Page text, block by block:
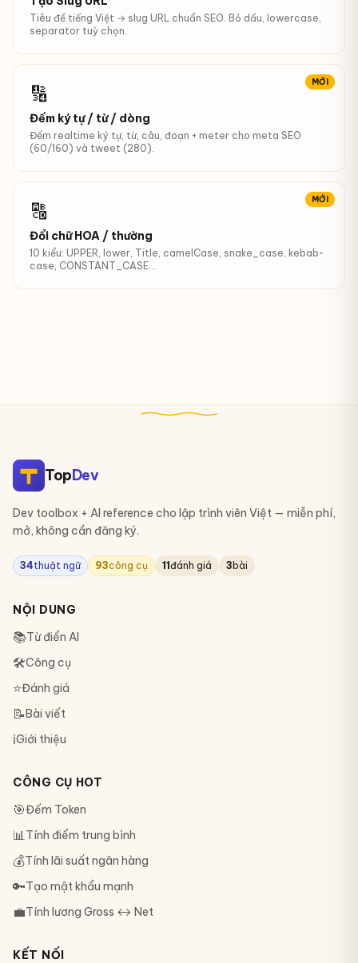
Tiêu đề tiếng Việt → slug URL chuẩn SEO. Bỏ dấu, lowercase,
separator tuỳ chọn.
MỚI
🔢
Đếm ký tự / từ / dòng
Đếm realtime ký tự, từ, câu, đoạn + meter cho meta SEO
(60/160) và tweet (280).
MỚI
🔠
Đổi chữ HOA / thường
10 kiểu: UPPER, lower, Title, camelCase, snake_case, kebab-
case, CONSTANT_CASE...
TopDev
Dev toolbox + AI reference cho lập trình viên Việt — miễn phí,
mở, không cần đăng ký.
34thuật ngữ 93công cụ 11đánh giá 3 bài
NỘI DUNG
📚Từ điển AI
🛠Công cụ
⭐Đánh giá
📝Bài viết
ℹ️Giới thiệu
CÔNG CỤ HOT
🎯Đếm Token
📊Tính điểm trung bình
💰Tính lãi suất ngân hàng
🔑Tạo mật khẩu mạnh
💼Tính lương Gross ↔ Net
KẾT NỐI